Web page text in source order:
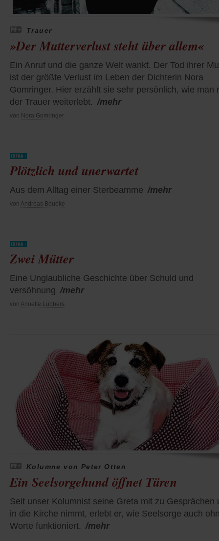
Trauer
»Der Mutterverlust steht über allem«
Ein Anruf und die ganze Welt wankt. Der Tod ihrer
ist der größte Verlust im Leben der Dichterin Nora
Gomringer. Hier erzählt sie sehr persönlich, wie man
der Trauer weiterlebt. /mehr
von Nora Gomringer
Plötzlich und unerwartet
Aus dem Alltag einer Sterbeamme /mehr
von Andreas Boueke
Zwei Mütter
Eine Unglaubliche Geschichte über Schuld und
versöhnung /mehr
von Annette Lübbers
Kolumne von Peter Otten
Ein Seelsorgehund öffnet Türen
Seit unser Kolumnist seine Greta mit zu Gesprächen
in die Kirche nimmt, erlebt er, wie Seelsorge auch
Worte funktioniert. /mehr